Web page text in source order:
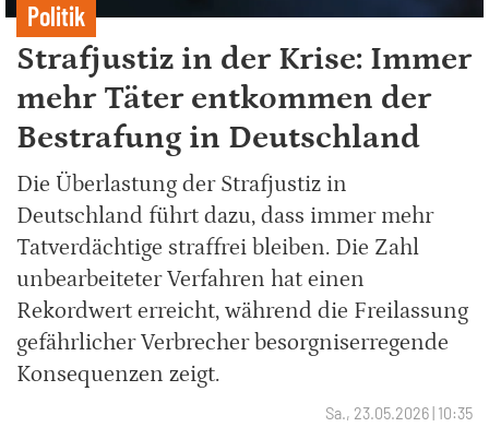
Politik
Strafjustiz in der Krise: Immer
mehr Täter entkommen der
Bestrafung in Deutschland
Die Überlastung der Strafjustiz in
Deutschland führt dazu, dass immer mehr
Tatverdächtige straffrei bleiben. Die Zahl
unbearbeiteter Verfahren hat einen
Rekordwert erreicht, während die Freilassung
gefährlicher Verbrecher besorgniserregende
Konsequenzen zeigt.
Sa., 23.05.2026 | 10:35